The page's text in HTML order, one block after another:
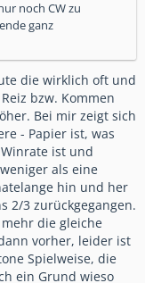
noch CW zu
ganz
die wirklich oft und
bzw. Kommen
Bei mir zeigt sich
- Papier ist, was
ist und
als eine
hin und her
2/3 zurückgegangen.
die gleiche
vorher, leider ist
Spielweise, die
ein Grund wieso